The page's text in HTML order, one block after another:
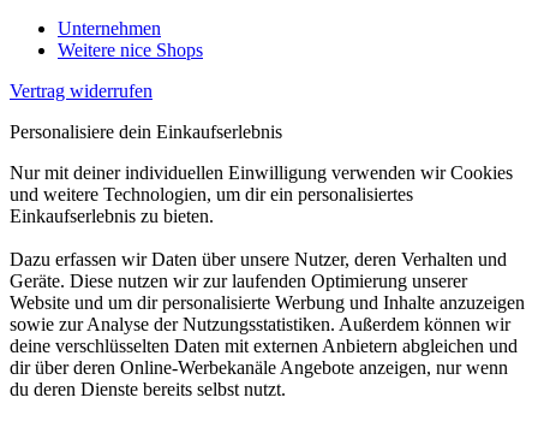
Unternehmen
Weitere nice Shops
Vertrag widerrufen
Personalisiere dein Einkaufserlebnis
Nur mit deiner individuellen Einwilligung verwenden wir Cookies
und weitere Technologien, um dir ein personalisiertes
Einkaufserlebnis zu bieten.
Dazu erfassen wir Daten über unsere Nutzer, deren Verhalten und
Geräte. Diese nutzen wir zur laufenden Optimierung unserer
Website und um dir personalisierte Werbung und Inhalte anzuzeigen
sowie zur Analyse der Nutzungsstatistiken. Außerdem können wir
deine verschlüsselten Daten mit externen Anbietern abgleichen und
dir über deren Online-Werbekanäle Angebote anzeigen, nur wenn
du deren Dienste bereits selbst nutzt.